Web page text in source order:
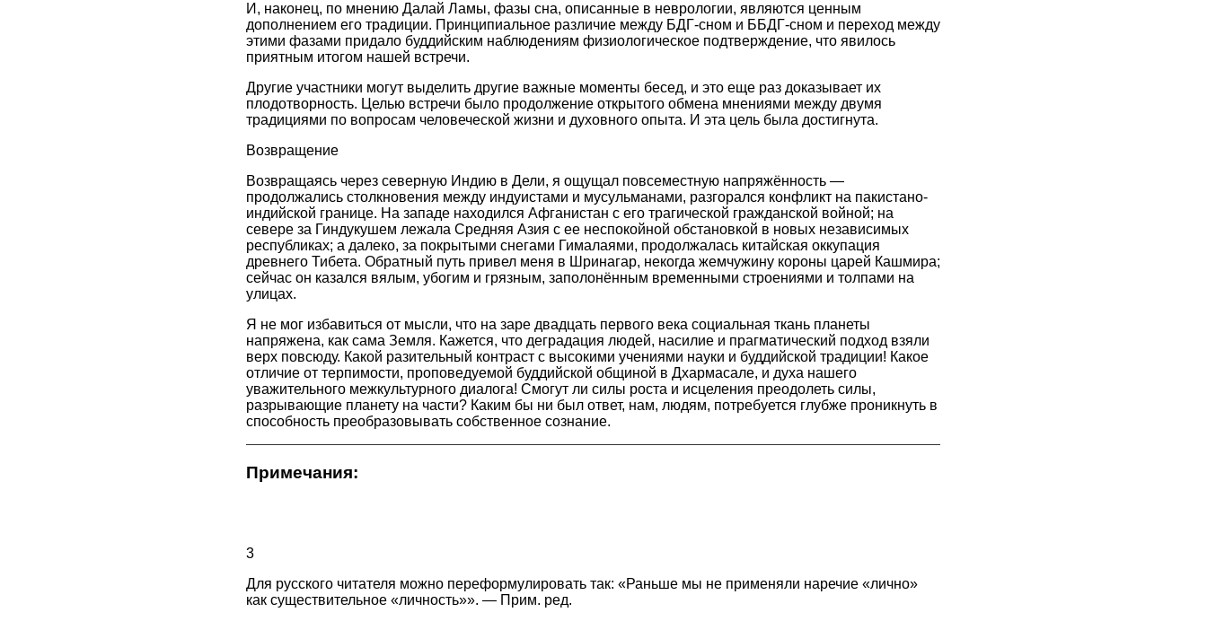
И, наконец, по мнению Далай Ламы, фазы сна, описанные в неврологии, являются ценным
дополнением его традиции. Принципиальное различие между БДГ-сном и ББДГ-сном и переход между
этими фазами придало буддийским наблюдениям физиологическое подтверждение, что явилось
приятным итогом нашей встречи.
Другие участники могут выделить другие важные моменты бесед, и это еще раз доказывает их
плодотворность. Целью встречи было продолжение открытого обмена мнениями между двумя
традициями по вопросам человеческой жизни и духовного опыта. И эта цель была достигнута.
Возвращение
Возвращаясь через северную Индию в Дели, я ощущал повсеместную напряжённость —
продолжались столкновения между индуистами и мусульманами, разгорался конфликт на пакистано-
индийской границе. На западе находился Афганистан с его трагической гражданской войной; на
севере за Гиндукушем лежала Средняя Азия с ее неспокойной обстановкой в новых независимых
республиках; а далеко, за покрытыми снегами Гималаями, продолжалась китайская оккупация
древнего Тибета. Обратный путь привел меня в Шринагар, некогда жемчужину короны царей Кашмира;
сейчас он казался вялым, убогим и грязным, заполонённым временными строениями и толпами на
улицах.
Я не мог избавиться от мысли, что на заре двадцать первого века социальная ткань планеты
напряжена, как сама Земля. Кажется, что деградация людей, насилие и прагматический подход взяли
верх повсюду. Какой разительный контраст с высокими учениями науки и буддийской традиции! Какое
отличие от терпимости, проповедуемой буддийской общиной в Дхармасале, и духа нашего
уважительного межкультурного диалога! Смогут ли силы роста и исцеления преодолеть силы,
разрывающие планету на части? Каким бы ни был ответ, нам, людям, потребуется глубже проникнуть в
способность преобразовывать собственное сознание.
Примечания:
3
Для русского читателя можно переформулировать так: «Раньше мы не применяли наречие «лично»
как существительное «личность»». — Прим. ред.